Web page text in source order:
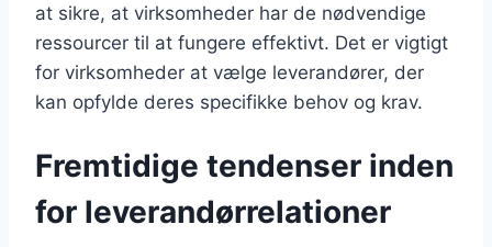
at sikre, at virksomheder har de nødvendige
ressourcer til at fungere effektivt. Det er vigtigt
for virksomheder at vælge leverandører, der
kan opfylde deres specifikke behov og krav.
Fremtidige tendenser inden
for leverandørrelationer